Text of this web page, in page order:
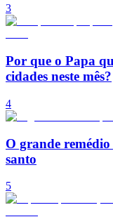
3
Por que o Papa
cidades neste mês?
4
O grande
santo
5